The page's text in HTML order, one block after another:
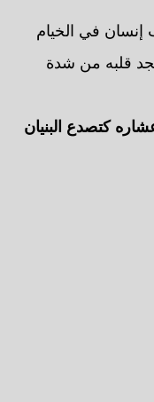
في الخيام
قلبه من شدة
كتصدع البنيان